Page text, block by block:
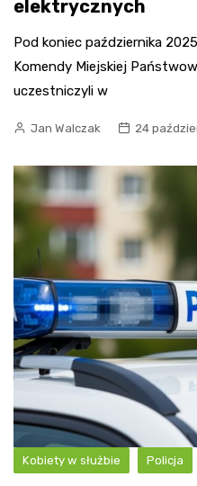
elektrycznych
Pod koniec października
Komendy Miejskiej
uczestniczyli w
Jan Walczak 24
Kobiety w służbie Policja